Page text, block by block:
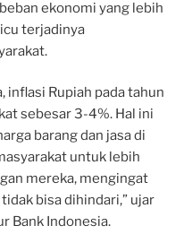
ekonomi yang lebih
terjadinya
inflasi Rupiah pada tahun
sebesar 3-4%. Hal ini
barang dan jasa di
untuk lebih
mereka, mengingat
bisa dihindari,” ujar
Bank Indonesia.